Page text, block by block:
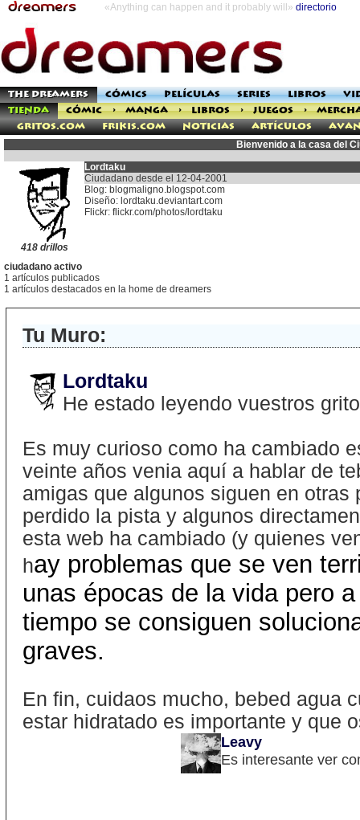
«Anything can happen and it probably will» directorio
THE DREAMERS CÓMICS PELÍCULAS SERIES LIBROS
TIENDA
CÓMIC > MANGA > LIBROS > JUEGOS >
Gritos.com
Frikis.com Noticias Artículos
Bienvenido a la casa del
418 drillos
Lordtaku
Ciudadano desde el 12-04-2001
Blog: blogmaligno.blogspot.com
Diseño: lordtaku.deviantart.com
Flickr: flickr.com/photos/lordtaku
ciudadano activo
1 artículos publicados
1 artículos destacados en la home de dreamers
Tu Muro:
Lordtaku
He estado leyendo vuestros
Es muy curioso como ha cambiado
veinte años venia aquí a hablar de
amigas que algunos siguen en otras
perdido la pista y algunos
esta web ha cambiado (y quienes
hay problemas que se ven
unas épocas de la vida pero
tiempo se consiguen
graves.
En fin, cuidaos mucho, bebed agua
estar hidratado es importante y que
Leavy
Es interesante ver